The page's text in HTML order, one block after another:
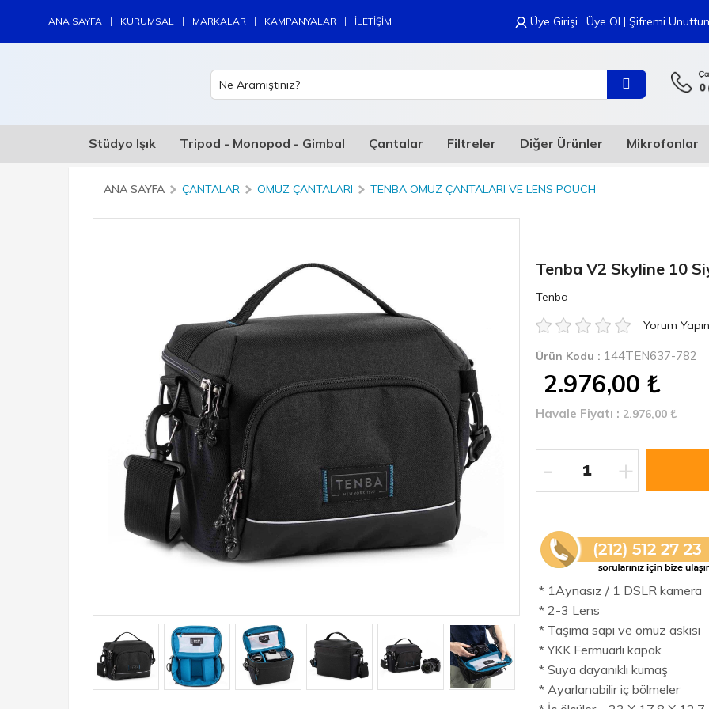
ANA SAYFA | KURUMSAL | MARKALAR | KAMPANYALAR | İLETİŞİM Üye Girişi | Üye Ol | Şifremi
Stüdyo Işık Tripod - Monopod - Gimbal Çantalar Filtreler Diğer Ürünler Mikrofonlar
ANA SAYFA ÇANTALAR OMUZ ÇANTALARI TENBA OMUZ ÇANTALARI VE LENS POUCH
Tenba V2 Skyline 10
Tenba
Yorum
Ürün Kodu : 144TEN637-782
2.976,00 ₺
Havale Fiyatı : 2.976,00 ₺
+
-
* 1Aynasız / 1 DSLR kamera
* 2-3 Lens
* Taşıma sapı ve omuz askısı
* YKK Fermuarlı kapak
* Suya dayanıklı kumaş
* Ayarlanabilir iç bölmeler